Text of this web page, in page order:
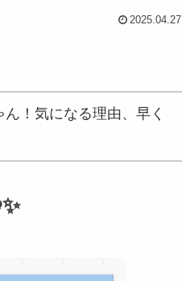
2025.04.27
！気になる理由、早く